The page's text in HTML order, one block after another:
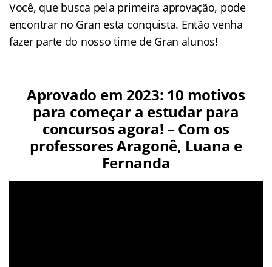
Você, que busca pela primeira aprovação, pode
encontrar no Gran esta conquista. Então venha
fazer parte do nosso time de Gran alunos!
Aprovado em 2023: 10 motivos
para começar a estudar para
concursos agora! – Com os
professores Aragonê, Luana e
Fernanda